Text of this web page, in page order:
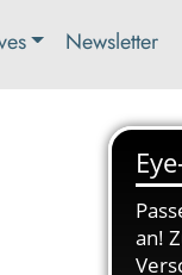
Newsletter